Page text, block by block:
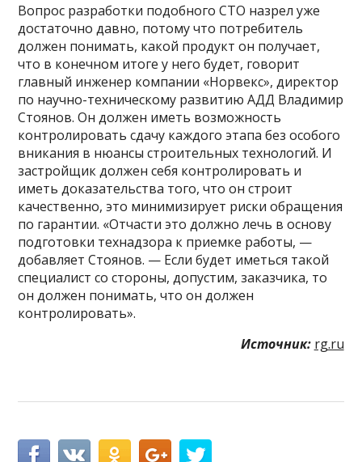
Вопрос разработки подобного СТО назрел уже
достаточно давно, потому что потребитель
должен понимать, какой продукт он получает,
что в конечном итоге у него будет, говорит
главный инженер компании «Норвекс», директор
по научно-техническому развитию АДД Владимир
Стоянов. Он должен иметь возможность
контролировать сдачу каждого этапа без особого
вникания в нюансы строительных технологий. И
застройщик должен себя контролировать и
иметь доказательства того, что он строит
качественно, это минимизирует риски обращения
по гарантии. «Отчасти это должно лечь в основу
подготовки технадзора к приемке работы, —
добавляет Стоянов. — Если будет иметься такой
специалист со стороны, допустим, заказчика, то
он должен понимать, что он должен
контролировать».
Источник: rg.ru